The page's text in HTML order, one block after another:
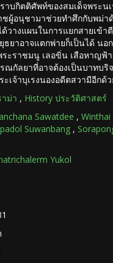
าบกิตติศัพท์ของสมเด็จพระน
ผู้อนุชามาช่วยทำศึกกับพม่า
ด้วางแผนในการแยกสายเข้
ธยาอาจแตกพ่ายก็เป็นได้ นอ
ะราชมนู เลอขิ่น เสือหาญฟ้
ณกัลยาที่อาจต้องเป็นบาทบริ
ะเจ้าบุเรงนองอดีตสวามีอีกด้ว
ม่า , History ประวัติศาสตร์
Sawatdee , Winthai
Suwanbang ,
Yukol